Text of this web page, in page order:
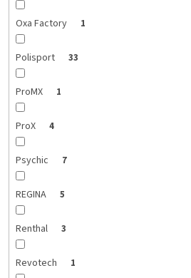
Oxa Factory 1
Polisport 33
ProMX 1
ProX 4
Psychic 7
REGINA 5
Renthal 3
Revotech 1